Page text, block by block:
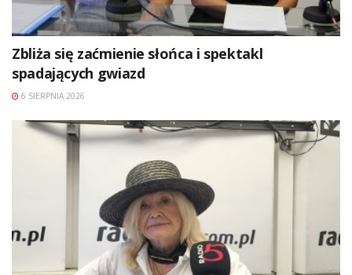
Zbliża się zaćmienie słońca i spektakl
spadających gwiazd
6 SIERPNIA 2026